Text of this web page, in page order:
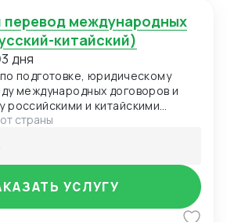
китайский)
3 дня
подготовке, юридическому
международных договоров и
российскими и китайскими
особенности
и деловой практики обеих стран.
переговоров, помощь в
и защите интересов клиента.
страны
УСЛУГУ